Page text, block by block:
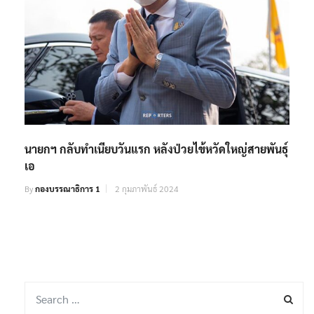
นายกฯ กลับทำเนียบวันแรก หลังป่วยไข้หวัดใหญ่สายพันธุ์
เอ
Byกองบรรณาธิการ 1 2 กุมภาพันธ์ 2024